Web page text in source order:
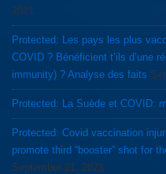
2021
Protected: Les pays les plus
COVID ? Bénéficient t’ils d’une
immunity) ? Analyse des faits
Protected: La Suède et COVID:
Protected: Covid vaccination injuries continue to rise as FDA and CDC
promote third “booster” shot for
September 21, 2021